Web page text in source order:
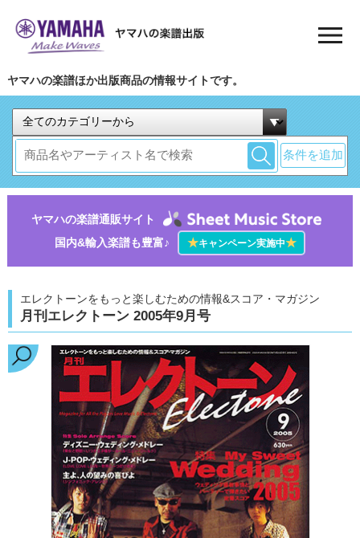
ヤマハの楽譜ほか出版商品の情報サイトです。
条件を追加
ヤマハの楽譜通販サイト
国内&輸入楽譜も豊富♪
★キャンペーン実施中★
エレクトーンをもっと楽しむための情報&スコア・マガジン
月刊エレクトーン 2005年9月号